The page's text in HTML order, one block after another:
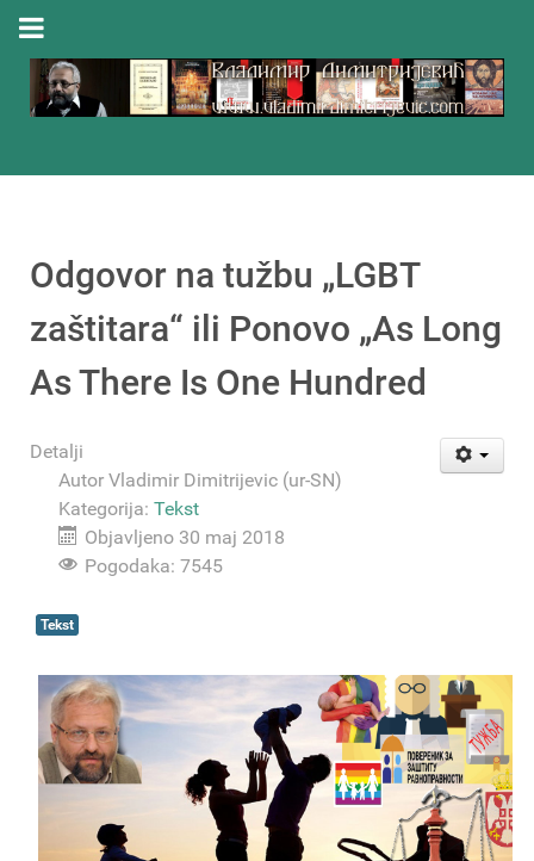
Odgovor na tužbu „LGBT
zaštitara“ ili Ponovo „Аs Long
As There Is One Hundred
Detalji
Autor Vladimir Dimitrijevic (ur-SN)
Kategorija: Tekst
Objavljeno 30 maj 2018
Pogodaka: 7545
Tekst